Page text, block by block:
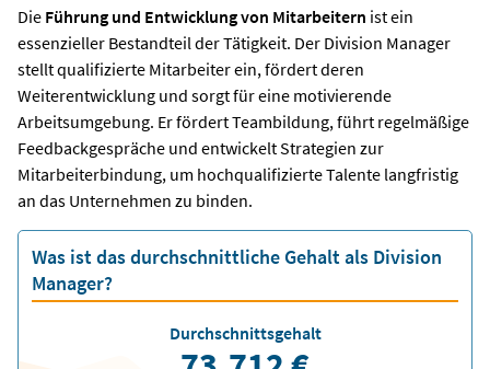
Die Führung und Entwicklung von Mitarbeitern ist ein
essenzieller Bestandteil der Tätigkeit. Der Division Manager
stellt qualifizierte Mitarbeiter ein, fördert deren
Weiterentwicklung und sorgt für eine motivierende
Arbeitsumgebung. Er fördert Teambildung, führt regelmäßige
Feedbackgespräche und entwickelt Strategien zur
Mitarbeiterbindung, um hochqualifizierte Talente langfristig
an das Unternehmen zu binden.
Was ist das durchschnittliche Gehalt als Division
Manager?
Durchschnittsgehalt